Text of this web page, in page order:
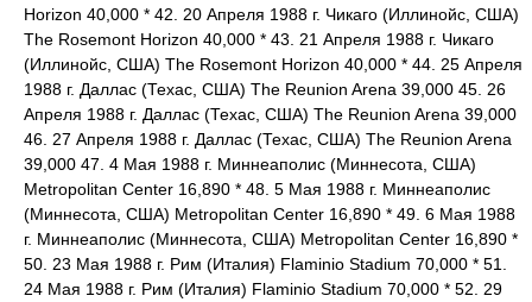
Horizon 40,000 * 42. 20 Апреля 1988 г. Чикаго (Иллинойс, США)
The Rosemont Horizon 40,000 * 43. 21 Апреля 1988 г. Чикаго
(Иллинойс, США) The Rosemont Horizon 40,000 * 44. 25 Апреля
1988 г. Даллас (Техас, США) The Reunion Arena 39,000 45. 26
Апреля 1988 г. Даллас (Техас, США) The Reunion Arena 39,000
46. 27 Апреля 1988 г. Даллас (Техас, США) The Reunion Arena
39,000 47. 4 Мая 1988 г. Миннеаполис (Миннесота, США)
Metropolitan Center 16,890 * 48. 5 Мая 1988 г. Миннеаполис
(Миннесота, США) Metropolitan Center 16,890 * 49. 6 Мая 1988
г. Миннеаполис (Миннесота, США) Metropolitan Center 16,890 *
50. 23 Мая 1988 г. Рим (Италия) Flaminio Stadium 70,000 * 51.
24 Мая 1988 г. Рим (Италия) Flaminio Stadium 70,000 * 52. 29